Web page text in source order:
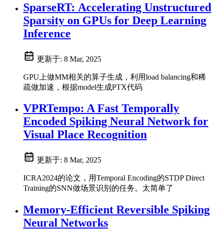
SparseRT: Accelerating Unstructured
Sparsity on GPUs for Deep Learning
Inference
更新于: 8 Mar, 2025
GPU上做MM相关的算子生成，利用load balancing和稀
疏做加速，根据model生成PTX代码
VPRTempo: A Fast Temporally
Encoded Spiking Neural Network for
Visual Place Recognition
更新于: 8 Mar, 2025
ICRA2024的论文，用Temporal Encoding的STDP Direct
Training的SNN做场景识别的任务。太简单了
Memory-Efficient Reversible Spiking
Neural Networks